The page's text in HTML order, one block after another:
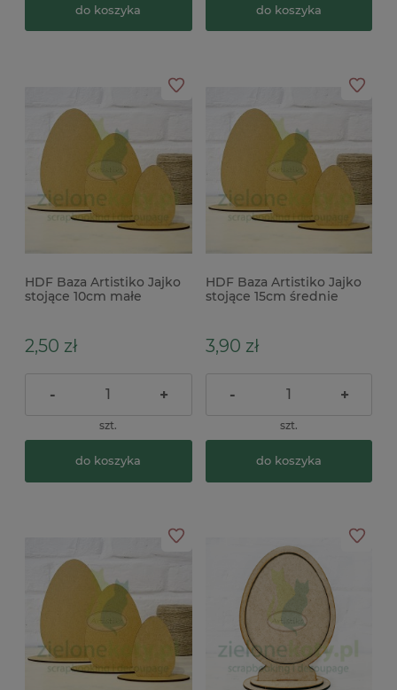
do koszyka do koszyka
HDF Baza Artistiko Jajko
stojące 10cm małe
2,50 zł
- +
szt.
do koszyka
HDF Baza Artistiko Jajko
stojące 15cm średnie
3,90 zł
- +
szt.
do koszyka